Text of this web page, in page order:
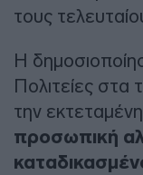
τους
Η
Πολιτείες στα
την
προσωπική